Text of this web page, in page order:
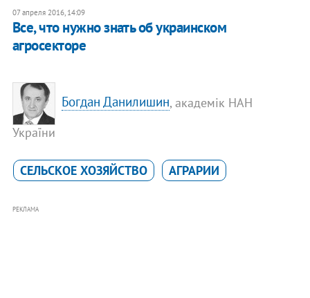
07 апреля 2016, 14:09
Все, что нужно знать об украинском
агросекторе
Богдан Данилишин, академік НАН
України
СЕЛЬСКОЕ ХОЗЯЙСТВО АГРАРИИ
РЕКЛАМА